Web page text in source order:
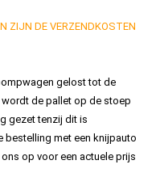
ZIJN DE VERZENDKOSTEN
gelost tot de
de pallet op de stoep
gezet tenzij dit is
bestelling met een knijpauto
op voor een actuele prijs